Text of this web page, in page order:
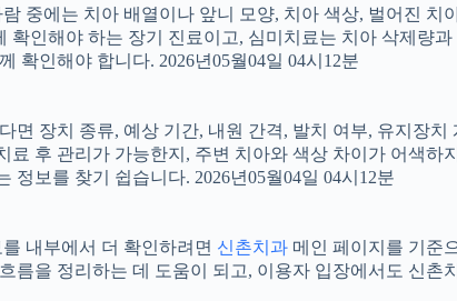
중에는 치아 배열이나 앞니 모양, 치아 색상, 벌어진
확인해야 하는 장기 진료이고, 심미치료는 치아 삭제량
확인해야 합니다. 2026년05월04일 04시12분
면 장치 종류, 예상 기간, 내원 간격, 발치 여부, 유지장
후 관리가 가능한지, 주변 치아와 색상 차이가 어색
보를 찾기 쉽습니다. 2026년05월04일 04시12분
내부에서 더 확인하려면 신촌치과 메인 페이지를 기준
름을 정리하는 데 도움이 되고, 이용자 입장에서도 신촌